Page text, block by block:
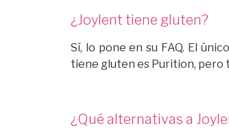
¿Joylent tiene gluten?
Sí, lo pone en su FAQ. El
tiene gluten es Purition, pero
¿Qué alternativas a